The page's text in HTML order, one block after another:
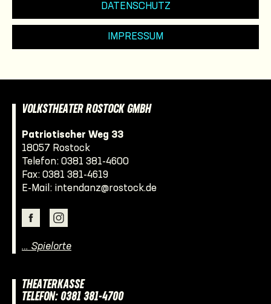
DATENSCHUTZ
IMPRESSUM
VOLKSTHEATER ROSTOCK GMBH
Patriotischer Weg 33
18057 Rostock
Telefon: 0381 381-4600
Fax: 0381 381-4619
E-Mail: intendanz@rostock.de
… Spielorte
THEATERKASSE
TELEFON: 0381 381-4700